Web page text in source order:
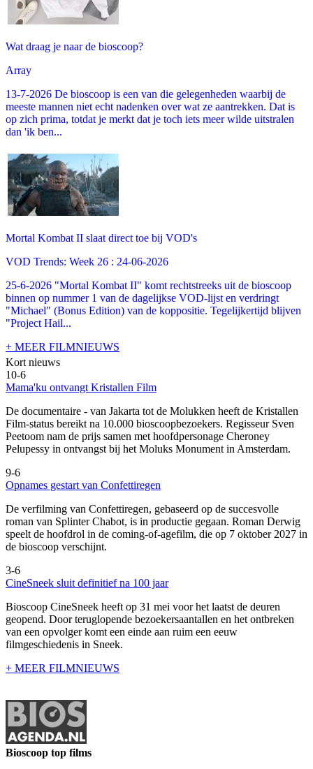
Wat draag je naar de bioscoop?
Array
13-7-2026 De bioscoop is een van die gelegenheden waarbij de
meeste mannen niet echt nadenken over wat ze aantrekken. Dat is
op zich prima, totdat je merkt dat je toch iets meer wilde uitstralen
dan 'ik ben...
Mortal Kombat II slaat direct toe bij VOD's
VOD Trends: Week 26 : 24-06-2026
25-6-2026 "Mortal Kombat II" komt rechtstreeks uit de bioscoop
binnen op nummer 1 van de dagelijkse VOD-lijst en verdringt
"Michael" (Bonus Edition) van de koppositie. Tegelijkertijd blijven
"Project Hail...
+ MEER FILMNIEUWS
Kort nieuws
10-6
Mama'ku ontvangt Kristallen Film
De documentaire - van Jakarta tot de Molukken heeft de Kristallen
Film-status bereikt na 10.000 bioscoopbezoekers. Regisseur Sven
Peetoom nam de prijs samen met hoofdpersonage Cheroney
Pelupessy in ontvangst bij het Moluks Monument in Amsterdam.
9-6
Opnames gestart van Confettiregen
De verfilming van Confettiregen, gebaseerd op de succesvolle
roman van Splinter Chabot, is in productie gegaan. Roman Derwig
speelt de hoofdrol in de coming-of-agefilm, die op 7 oktober 2027 in
de bioscoop verschijnt.
3-6
CineSneek sluit definitief na 100 jaar
Bioscoop CineSneek heeft op 31 mei voor het laatst de deuren
geopend. Door teruglopende bezoekersaantallen en het ontbreken
van een opvolger komt een einde aan ruim een eeuw
filmgeschiedenis in Sneek.
+ MEER FILMNIEUWS
Bioscoop top films